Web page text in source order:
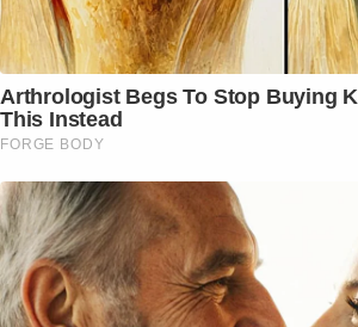
Arthrologist Begs To Stop Buying
This Instead
FORGE BODY